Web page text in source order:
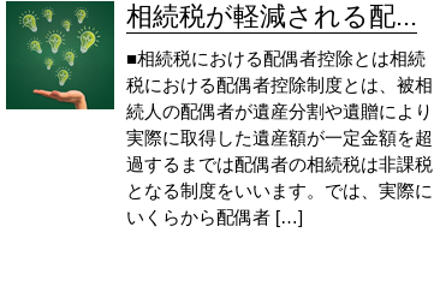
相続税が軽減される配...
■相続税における配偶者控除とは相続
税における配偶者控除制度とは、被相
続人の配偶者が遺産分割や遺贈により
実際に取得した遺産額が一定金額を超
過するまでは配偶者の相続税は非課税
となる制度をいいます。では、実際に
いくらから配偶者 […]